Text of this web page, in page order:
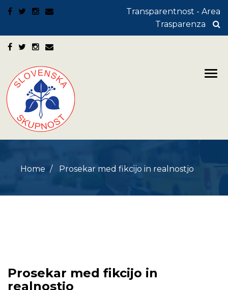
Transparentnost - Area
Trasparenza
Home Prosekar med fikcijo in realnostjo
Prosekar med fikcijo in
realnostjo